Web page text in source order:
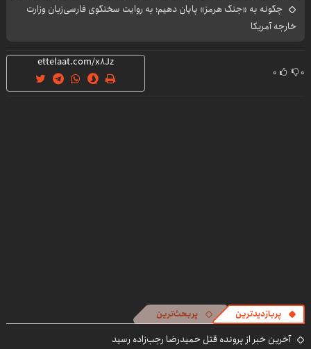
چگونه به «جنگ هرمز» پایان دهیم؛ به روایت سخنگوی فارسی‌زبان وزارت
خارجه آمریکا
۰ ۰
پربازدیدترین پربحث‌ترین
آخرین خبر از پرونده قتل حمیدرضا رجب‌زاده رسید